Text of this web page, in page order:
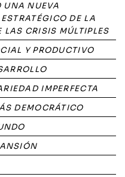
UNA NUEVA
DE LA
CRISIS MÚLTIPLES
Y PRODUCTIVO
IMPERFECTA
DEMOCRÁTICO